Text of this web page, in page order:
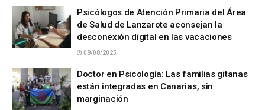
Psicólogos de Atención Primaria del Área
de Salud de Lanzarote aconsejan la
desconexión digital en las vacaciones
08/08/2025
Doctor en Psicología: Las familias gitanas
están integradas en Canarias, sin
marginación